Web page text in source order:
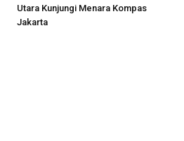
Utara Kunjungi Menara Kompas
Jakarta